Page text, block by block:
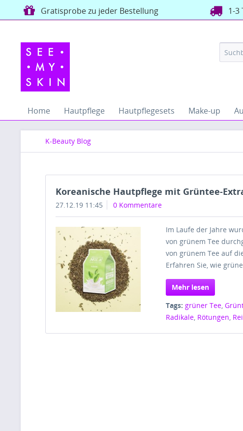
Gratisprobe zu jeder Bestellung 1-3
Home Hautpflege Hautpflegesets Make-up
K-Beauty Blog
Koreanische Hautpflege mit Grüntee-
27.12.19 11:45 0 Kommentare
Im Laufe der Jahre
von grünem Tee
von grünem Tee auf
Erfahren Sie, wie
Mehr lesen
Tags: grüner Tee,
Radikale, Rötungen,